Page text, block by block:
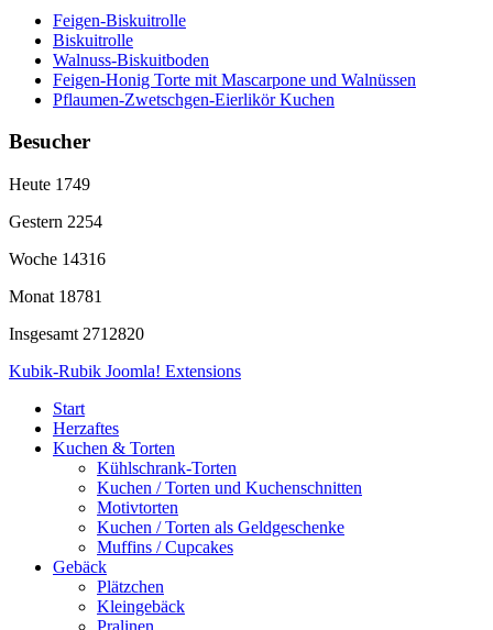
Feigen-Biskuitrolle
Biskuitrolle
Walnuss-Biskuitboden
Feigen-Honig Torte mit Mascarpone und Walnüssen
Pflaumen-Zwetschgen-Eierlikör Kuchen
Besucher
Heute 1749
Gestern 2254
Woche 14316
Monat 18781
Insgesamt 2712820
Kubik-Rubik Joomla! Extensions
Start
Herzaftes
Kuchen & Torten
Kühlschrank-Torten
Kuchen / Torten und Kuchenschnitten
Motivtorten
Kuchen / Torten als Geldgeschenke
Muffins / Cupcakes
Gebäck
Plätzchen
Kleingebäck